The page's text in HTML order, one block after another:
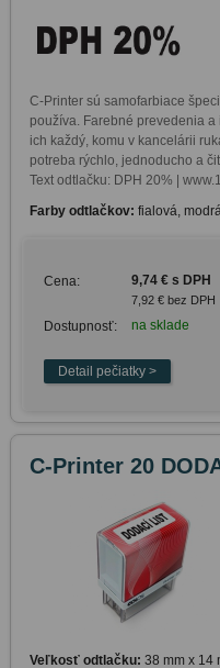
C-Printer sú samofarbiace
používa. Farebné prevedenia
ich každý, komu v kancelárii
potreba rýchlo, jednoducho a
Text odtlačku: DPH 20% |
Farby odtlačkov: fialová,
Cena: 9,74 € s DPH
7,92 € bez DPH
Dostupnosť: na sklade
C-Printer 20
Veľkosť odtlačku: 38 mm x 14